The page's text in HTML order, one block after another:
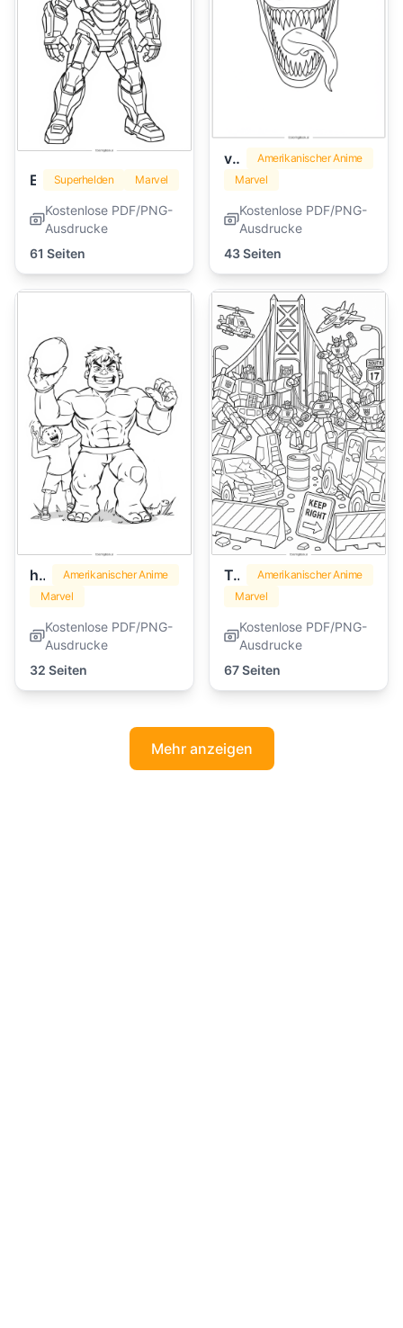
Superhelden Marvel
Kostenlose PDF/PNG-
Ausdrucke
61 Seiten
venom
Amerikanischer Anime
Marvel
Kostenlose PDF/PNG-
Ausdrucke
43 Seiten
hulk
Amerikanischer Anime
Marvel
Kostenlose PDF/PNG-
Ausdrucke
32 Seiten
Transformers
Amerikanischer Anime
Marvel
Kostenlose PDF/PNG-
Ausdrucke
67 Seiten
Mehr anzeigen